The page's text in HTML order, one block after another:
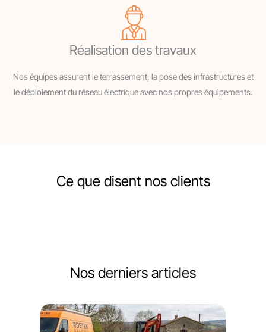
Réalisation des travaux
Nos équipes assurent le terrassement, la pose des infrastructures et
le déploiement du réseau électrique avec nos propres équipements.
Ce que disent nos clients
Nos derniers articles